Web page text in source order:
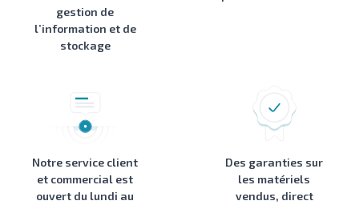
gestion de
l’information et de
stockage
Notre service client
et commercial est
ouvert du lundi au
Des garanties sur
les matériels
vendus, direct